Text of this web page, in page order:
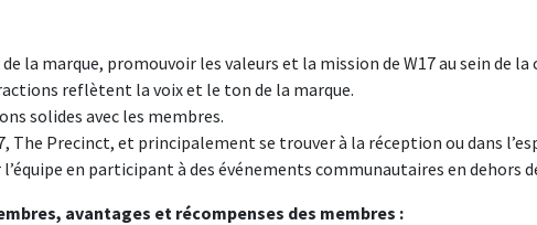
la marque, promouvoir les valeurs et la mission de W17 au sein de la
reflètent la voix et le ton de la marque.
solides avec les membres.
The Precinct, et principalement se trouver à la réception ou dans
en participant à des événements communautaires en dehors
avantages et récompenses des membres :